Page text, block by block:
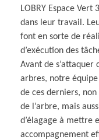
LOBRY Espace
dans leur travail.
font en sorte de
d’exécution des
Avant de s’attaquer
arbres, notre
de ces derniers,
de l’arbre, mais
d’élagage à mettre
accompagnement